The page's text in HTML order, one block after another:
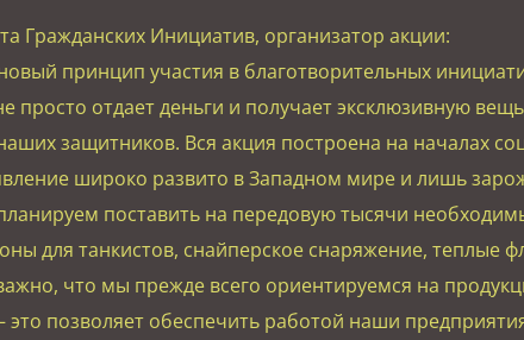
Гражданских Инициатив, организатор акции:
принцип участия в благотворительных
просто отдает деньги и получает эксклюзивную
защитников. Вся акция построена на началах
широко развито в Западном мире и лишь
поставить на передовую тысячи
для танкистов, снайперское снаряжение, теплые
что мы прежде всего ориентируемся на
это позволяет обеспечить работой наши